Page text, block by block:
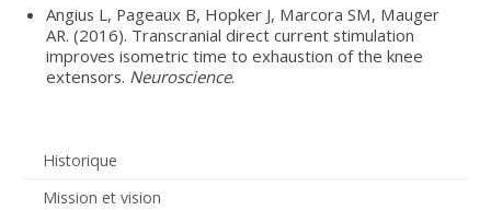
Historique
Mission et vision
Angius L, Pageaux B, Hopker J, Marcora SM, Mauger
AR. (2016). Transcranial direct current stimulation
improves isometric time to exhaustion of the knee
extensors. Neuroscience.